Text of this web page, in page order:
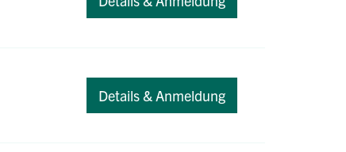
Details & Anmeldung